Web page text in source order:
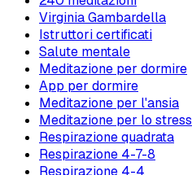
Virginia Gambardella
Istruttori certificati
Salute mentale
Meditazione per dormire
App per dormire
Meditazione per l'ansia
Meditazione per lo stress
Respirazione quadrata
Respirazione 4-7-8
Respirazione 4-4